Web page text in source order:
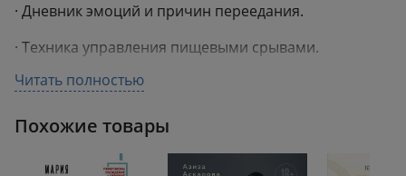
· Дневник эмоций и причин переедания.
· Техника управления пищевыми срывами.
Она поможет:
· Увидеть причины, которые мешали сбросить вес
Читать полностью
Похожие товары